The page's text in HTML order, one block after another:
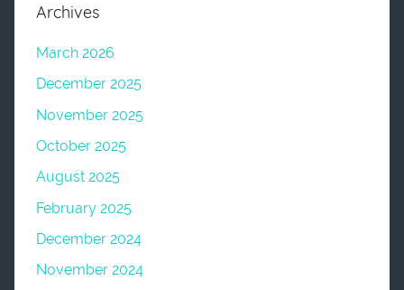
Archives
March 2026
December 2025
November 2025
October 2025
August 2025
February 2025
December 2024
November 2024